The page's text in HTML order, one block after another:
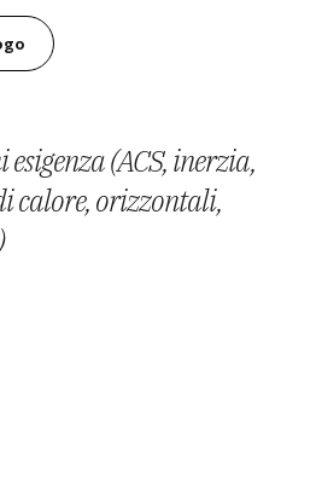
di serbatoi per tutti i
(ACS, inerzia,
calore, orizzontali,
DKP, laminata a
inox.